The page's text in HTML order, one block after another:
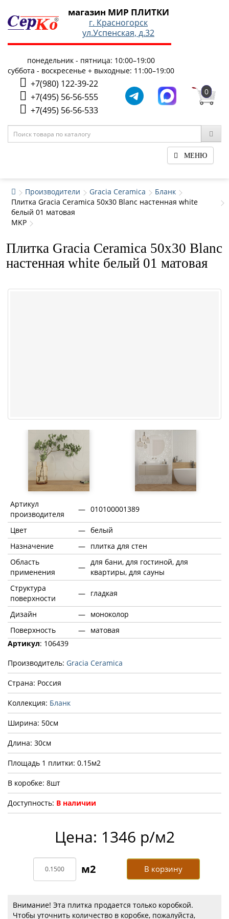
магазин МИР ПЛИТКИ
г. Красногорск
ул.Успенская, д.32
понедельник - пятница: 10:00–19:00
суббота - воскресенье + выходные: 11:00–19:00
+7(980) 122-39-22
+7(495) 56-56-555
+7(495) 56-56-533
0
МЕНЮ
Производители Gracia Ceramica
Бланк
Плитка Gracia Ceramica 50x30 Blanc настенная white
белый 01 матовая
MKP
Плитка Gracia Ceramica 50x30 Blanc
настенная white белый 01 матовая
Артикул
производителя
— 010100001389
Цвет — белый
Назначение
— плитка для стен
Область
применения
—
для бани, для гостиной, для
квартиры, для сауны
Структура
поверхности
— гладкая
Дизайн — моноколор
Поверхность
— матовая
Артикул: 106439
Производитель: Gracia Ceramica
Страна: Россия
Коллекция: Бланк
Ширина: 50см
Длина: 30см
Площадь 1 плитки: 0.15м2
В коробке: 8шт
Доступность: В наличии
Цена: 1346 р/м2
В корзину
Внимание! Эта плитка продается только коробкой.
Чтобы уточнить количество в коробке, пожалуйста,